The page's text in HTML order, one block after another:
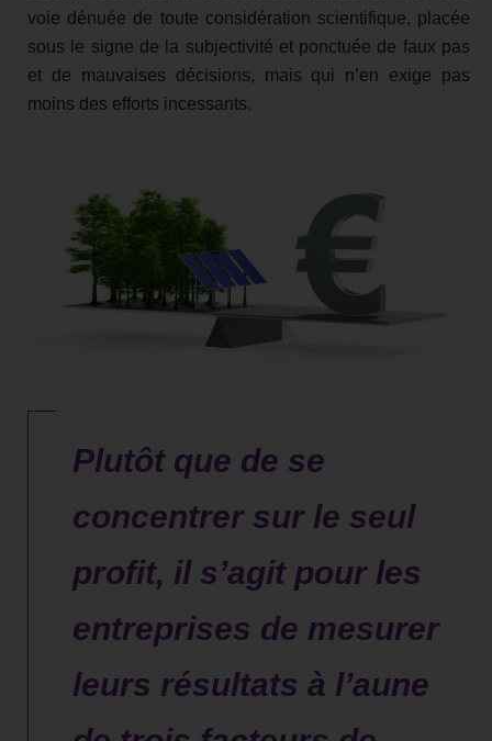
voie dénuée de toute considération scientifique, placée
sous le signe de la subjectivité et ponctuée de faux pas
et de mauvaises décisions, mais qui n’en exige pas
moins des efforts incessants.
Plutôt que de se
concentrer sur le seul
profit, il s’agit pour les
entreprises de mesurer
leurs résultats à l’aune